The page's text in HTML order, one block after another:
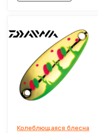
Колеблющаяся блесна